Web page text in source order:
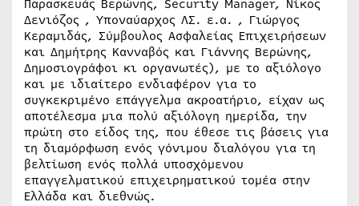
Παρασκευάς Βερώνης, Security Μanager, Νίκος
Δενιόζος , Υποναύαρχος ΛΣ. ε.α. , Γιώργος
Κεραμιδάς, Σύμβουλος Ασφαλείας Επιχειρήσεων
και Δημήτρης Κανναβός και Γιάννης Βερώνης,
Δημοσιογράφοι κι οργανωτές), με το αξιόλογο
και με ιδιαίτερο ενδιαφέρον για το
συγκεκριμένο επάγγελμα ακροατήριο, είχαν ως
αποτέλεσμα μια πολύ αξιόλογη ημερίδα, την
πρώτη στο είδος της, που έθεσε τις βάσεις για
τη διαμόρφωση ενός γόνιμου διαλόγου για τη
βελτίωση ενός πολλά υποσχόμενου
επαγγελματικού επιχειρηματικού τομέα στην
Ελλάδα και διεθνώς.